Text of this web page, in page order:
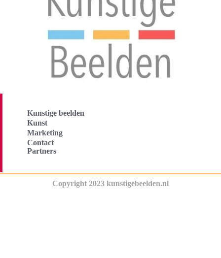
Kunstige beelden
Kunst
Marketing
Contact
Partners
Copyright 2023 kunstigebeelden.nl